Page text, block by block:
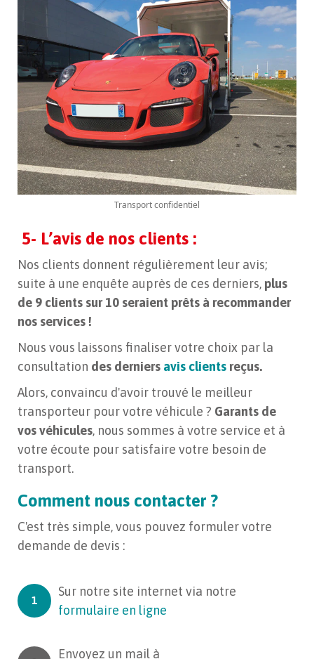
Transport confidentiel
5- L’avis de nos clients :
Nos clients donnent régulièrement leur avis;
suite à une enquête auprès de ces derniers, plus
de 9 clients sur 10 seraient prêts à recommander
nos services !
Nous vous laissons finaliser votre choix par la
consultation des derniers avis clients reçus.
Alors, convaincu d'avoir trouvé le meilleur
transporteur pour votre véhicule ? Garants de
vos véhicules, nous sommes à votre service et à
votre écoute pour satisfaire votre besoin de
transport.
Comment nous contacter ?
C'est très simple, vous pouvez formuler votre
demande de devis :
Sur notre site internet via notre
formulaire en ligne
Envoyez un mail à